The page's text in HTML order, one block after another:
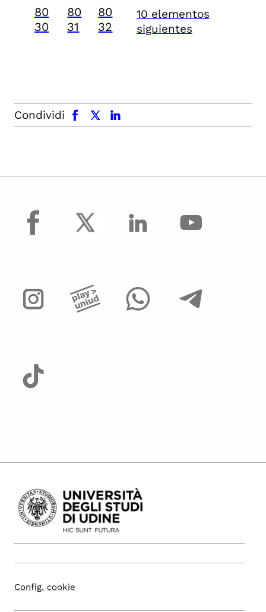
80
30
80
31
80
32
10 elementos
siguientes
Condividi
facebook x.com linkedin
facebook
Config. cookie